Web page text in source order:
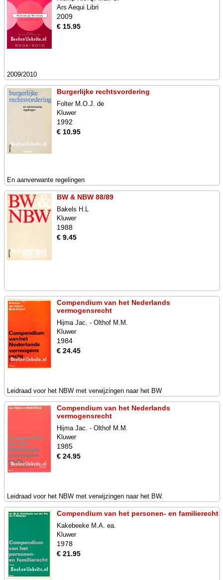
Ars Aequi Libri
2009
€ 15.95
2009/2010
Burgerlijke rechtsvordering
Folter M.O.J. de
Kluwer
1992
€ 10.95
En aanverwante regelingen
BW & NBW 88/89
Bakels H.L
Kluwer
1988
€ 9.45
Compendium van het Nederlands
vermogensrecht
Hijma Jac. - Olthof M.M.
Kluwer
1984
€ 24.45
Leidraad voor het NBW met verwijzingen naar het BW
Compendium van het Nederlands
vermogensrecht
Hijma Jac. - Olthof M.M.
Kluwer
1985
€ 24.95
Leidraad voor het NBW met verwijzingen naar het BW.
Compendium van het personen- en familierecht
Kakebeeke M.A. ea.
Kluwer
1978
€ 21.95